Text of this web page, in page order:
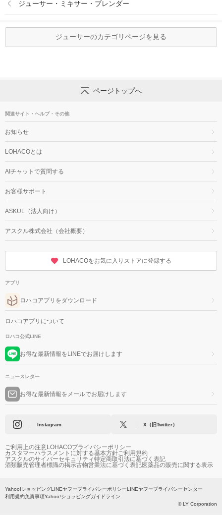
ジューサー・ミキサー・ブレンダー
ジューサーのカテゴリページを見る
ページトップへ
関連サイト・ヘルプ・その他
お知らせ
LOHACOとは
AIチャットで質問する
お客様サポート
ASKUL（法人向け）
アスクル株式会社（会社概要）
LOHACOをお気に入りストアに登録する
アプリ
ロハコアプリをダウンロード
ロハコアプリについて
ロハコ公式LINE
お得な最新情報をLINEでお届けします
ニュースレター
お得な最新情報をメールでお届けします
Instagram X（旧Twitter）
ご利用上の注意LOHACOプライバシーポリシー
カスタマーハラスメントに対する基本方針ご利用規約
アスクルのサイバーセキュリティ特定商取引法に基づく表記
酒類販売管理者標識の掲示古物営業法に基づく表記医薬品の販売に関する表示
Yahoo!ショッピングLINEヤフープライバシーポリシーLINEヤフープライバシーセンター
利用規約免責事項Yahoo!ショッピングガイドライン
© LY Corporation